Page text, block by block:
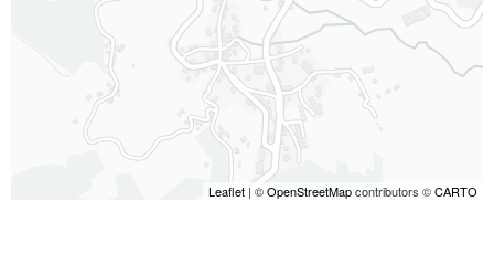
Leaflet | ©OpenStreetMapcontributors ©CARTO